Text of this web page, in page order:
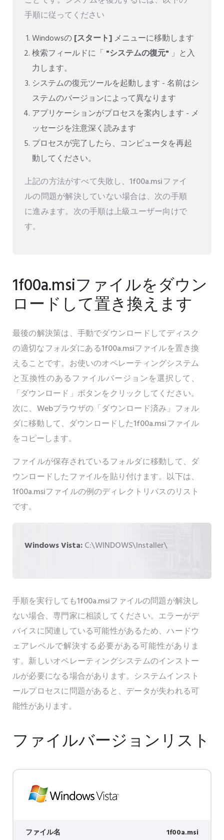
手順に従ってください
Windowsの[スタート] メニューに移動します
検索フィールドに「 "システムの復元" 」と入
力します。
システムの復元ツールを起動します - 名前はシ
ステムのバージョンによって異なります
アプリケーションがプロセスを案内します - メ
ッセージを注意深く読みます
プロセスが完了したら、コンピュータを再起
動してください。
上記の方法がすべて失敗し、1f00a.msiファイ
ルの問題が解決していない場合は、次の手順
に進みます。次の手順は上級ユーザー向けで
す。
1f00a.msiファイルをダウン
ロードして置き換えます
最後の解決策は、手動でダウンロードしてディスク
の適切なフォルダにある1f00a.msiファイルを置き換
えることです。お使いのオペレーティングシステム
と互換性のあるファイルバージョンを選択して、
「ダウンロード」ボタンをクリックしてください。
次に、Webブラウザの「ダウンロード済み」フォル
ダに移動して、ダウンロードした1f00a.msiファイル
をコピーします。
ファイルが保存されているフォルダに移動して、ダ
ウンロードしたファイルを貼り付けます。以下は、
1f00a.msiファイルの例のディレクトリパスのリスト
です。
Windows Vista:C:\WINDOWS\Installer\
手順を実行しても1f00a.msiファイルの問題が解決し
ない場合、専門家に相談してください。エラーがデ
バイスに関連している可能性があるため、ハードウ
ェアレベルで解決する必要がある可能性がありま
す。新しいオペレーティングシステムのインストー
ルが必要になる場合があります。システムインスト
ールプロセスに問題があると、データが失われる可
能性があります。
ファイルバージョンリスト
ファイル名 1f00a.msi